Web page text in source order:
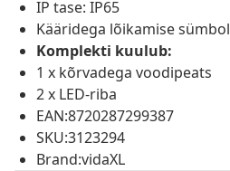
IP tase: IP65
Kääridega lõikamise sümbol
Komplekti kuulub:
1 x kõrvadega voodipeats
2 x LED-riba
EAN:8720287299387
SKU:3123294
Brand:vidaXL